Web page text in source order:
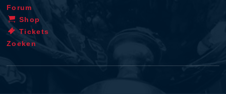
Forum
Shop
Tickets
Zoeken